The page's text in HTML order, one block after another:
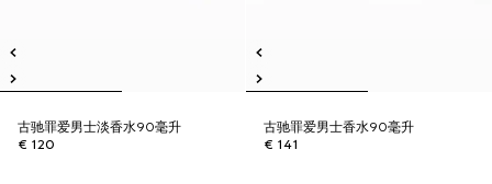
古驰罪爱男士淡香水90毫升
€ 120
古驰罪爱男士香水90毫升
€ 141